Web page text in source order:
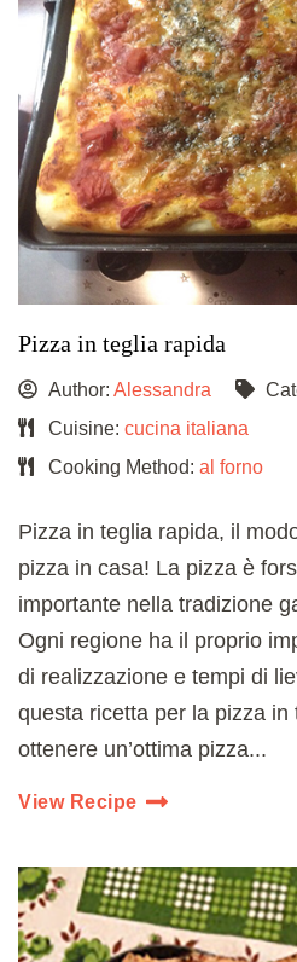
Pizza in teglia rapida
Author: Alessandra
Cuisine: cucina italiana
Cooking Method: al forno
Pizza in teglia rapida, il
pizza in casa! La pizza è
importante nella tradizione
Ogni regione ha il proprio
di realizzazione e tempi di
questa ricetta per la pizza
ottenere un’ottima pizza...
View Recipe